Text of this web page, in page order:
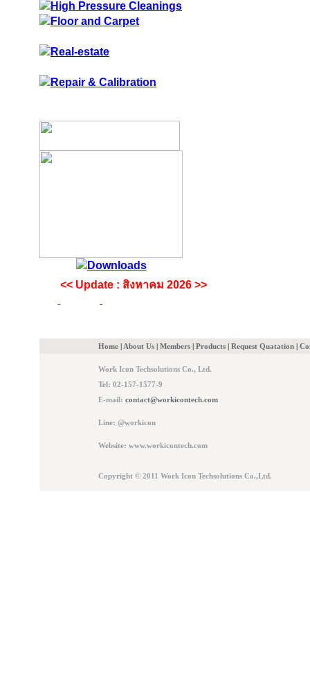
<< Update : สิงหาคม 2026 >>
Home | About Us | Members | Products | Request Quatation |
Work Icon Techsolutions Co., Ltd.
Tel: 02-157-1577-9
E-mail: contact@workicontech.com
Line: @workicon
Website: www.workicontech.com
Copyright © 2011 Work Icon Techsolutions Co.,Ltd.